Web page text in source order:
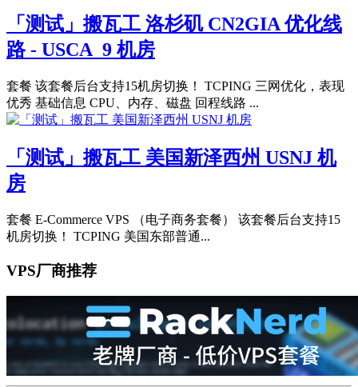
「测试」搬瓦工 洛杉矶 CN2GIA 优化线
路 - USCA_9 机房
套餐 该套餐后台支持15机房切换！ TCPING 三网优化，表现
优秀 基础信息 CPU、内存、磁盘 回程线路 ...
「测试」搬瓦工 美国新泽西州 USNJ 机
房
套餐 E-Commerce VPS （电子商务套餐） 该套餐后台支持15
机房切换！ TCPING 美国东部普通...
VPS厂商推荐